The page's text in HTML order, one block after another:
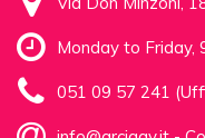
Monday to Friday,
051 09 57 241